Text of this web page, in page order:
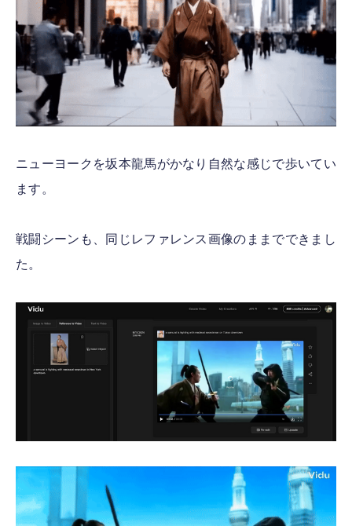
ニューヨークを坂本龍馬がかなり自然な感じで歩いてい
ます。
戦闘シーンも、同じレファレンス画像のままでできまし
た。